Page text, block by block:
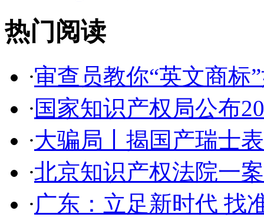
热门阅读
·审查员教你“英文商标
·国家知识产权局公布
·大骗局丨揭国产瑞士
·北京知识产权法院一
·广东：立足新时代 找